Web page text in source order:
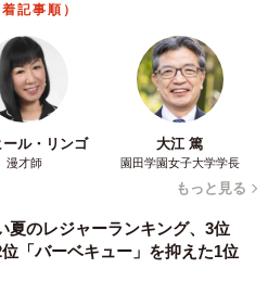
着記事順）
ール・リンゴ
漫才師
大江 篤
園田学園女子大学学長
もっと見る
夏のレジャーランキング、3位
位「バーベキュー」を抑えた1位